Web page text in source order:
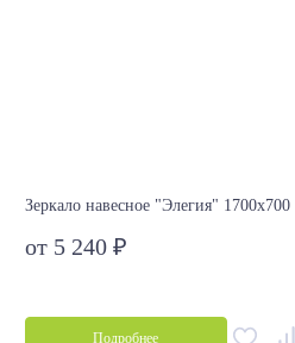
Зеркало навесное "Элегия" 1700х700
от 5 240 ₽
Подробнее